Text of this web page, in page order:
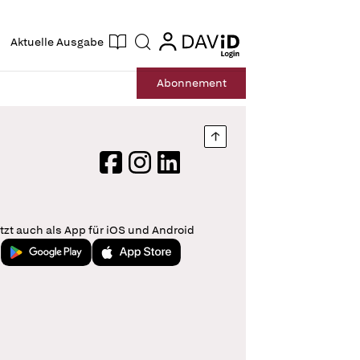
Aktuelle Ausgabe Suche login
login
Abonnement
Nach oben springen
FacebookInstagram
LinkedIn
auch als App für iOS und Android
Jetzt bei Google PlayLaden im App Store